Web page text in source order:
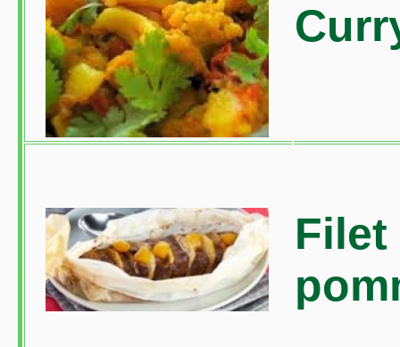
Filet